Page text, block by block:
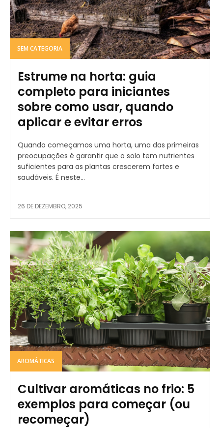
SEM CATEGORIA
Estrume na horta: guia
completo para iniciantes
sobre como usar, quando
aplicar e evitar erros
Quando começamos uma horta, uma das primeiras
preocupações é garantir que o solo tem nutrientes
suficientes para as plantas crescerem fortes e
saudáveis. É neste...
26 DE DEZEMBRO, 2025
AROMÁTICAS
Cultivar aromáticas no frio: 5
exemplos para começar (ou
recomeçar)